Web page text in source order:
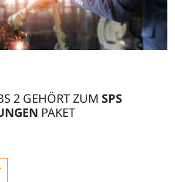
2 GEHÖRT ZUM SPS
PAKET